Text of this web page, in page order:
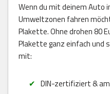
Wenn du mit deinem Auto
Umweltzonen fahren
Plakette. Ohne drohen 80
Plakette ganz einfach und
mit:
DIN-zertifiziert &